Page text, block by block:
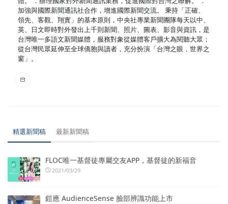
加強與國際新聞通訊社合作，增進國際新聞交流。 秉持「正確、
領先、客觀、翔實」的基本原則，中央社專業新聞團隊每天以中、
英、日文即時對外發出上千則新聞、照片、圖表、影音與資訊，是
台灣唯一多語文新聞媒體，服務對象從媒體客戶擴大為閱聽大眾；
從台灣民眾延伸至全球僑胞與讀者，充分扮演「台灣之眼，世界之
窗」。
精選新聞稿 最新新聞稿
FLOC唯一基督徒專屬交友APP，基督徒的新福音
2021/03/29
鎧應 AudienceSense 臉部辨識功能上市